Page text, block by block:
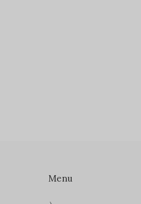
Menu